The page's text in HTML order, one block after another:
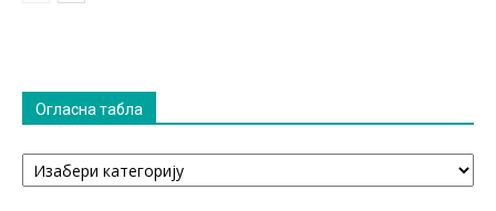
Огласна табла
Огласна
табла